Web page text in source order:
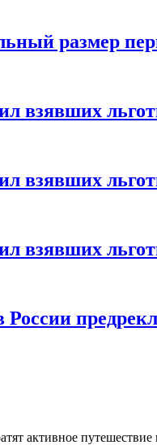
размер
взявших
взявших
взявших
активное путешествие